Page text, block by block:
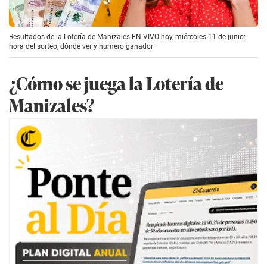
Resultados de la Lotería de Manizales EN VIVO hoy, miércoles 11 de junio:
hora del sorteo, dónde ver y número ganador
¿Cómo se juega la Lotería de
Manizales?